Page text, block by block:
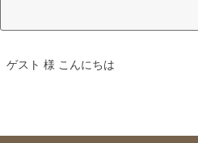
ゲスト 様 こんにちは